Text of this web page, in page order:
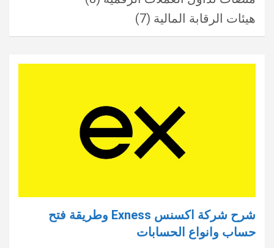
هيئات الرقابة المالية (7)
شرح شركة اكسنس Exness وطريقة فتح
حساب وانواع الحسابات